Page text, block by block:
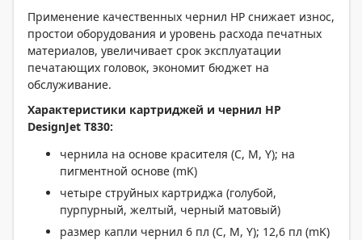
Применение качественных чернил HP снижает износ,
простои оборудования и уровень расхода печатных
материалов, увеличивает срок эксплуатации
печатающих головок, экономит бюджет на
обслуживание.
Характеристики картриджей и чернил HP
DesignJet T830:
чернила на основе красителя (C, M, Y); на
пигментной основе (mK)
четыре струйных картриджа (голубой,
пурпурный, желтый, черный матовый)
размер капли чернил 6 пл (C, M, Y); 12,6 пл (mK)